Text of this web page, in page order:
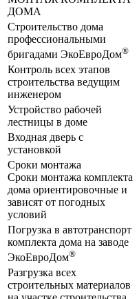
ДОМА
Строительство дома
профессиональными
бригадами ЭкоЕвроДом®
Контроль всех этапов
строительства ведущим
инженером
Устройство рабочей
лестницы в доме
Входная дверь с
установкой
Сроки монтажа
Сроки монтажа комплекта
дома ориентировочные и
зависят от погодных
условий
Погрузка в автотранспорт
комплекта дома на заводе
ЭкоЕвроДом®
Разгрузка всех
строительных материалов